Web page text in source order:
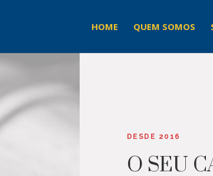
HOME QUEM SOMOS
DESDE 2016
O SEU